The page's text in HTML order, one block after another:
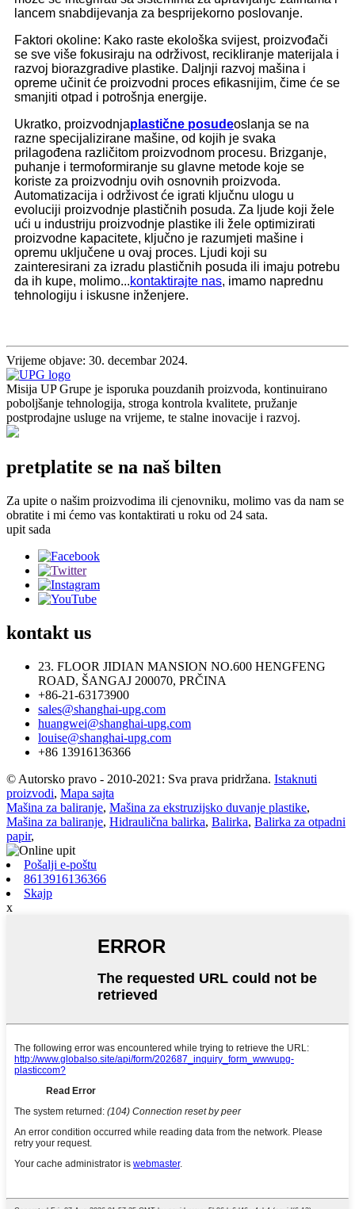
lancem snabdijevanja za besprijekorno poslovanje.
Faktori okoline: Kako raste ekološka svijest, proizvođači
se sve više fokusiraju na održivost, recikliranje materijala i
razvoj biorazgradive plastike. Daljnji razvoj mašina i
opreme učinit će proizvodni proces efikasnijim, čime će se
smanjiti otpad i potrošnja energije.
Ukratko, proizvodnjaplastične posudeoslanja se na
razne specijalizirane mašine, od kojih je svaka
prilagođena različitom proizvodnom procesu. Brizganje,
puhanje i termoformiranje su glavne metode koje se
koriste za proizvodnju ovih osnovnih proizvoda.
Automatizacija i održivost će igrati ključnu ulogu u
evoluciji proizvodnje plastičnih posuda. Za ljude koji žele
ući u industriju proizvodnje plastike ili žele optimizirati
proizvodne kapacitete, ključno je razumjeti mašine i
opremu uključene u ovaj proces. Ljudi koji su
zainteresirani za izradu plastičnih posuda ili imaju potrebu
da ih kupe, molimo...kontaktirajte nas, imamo naprednu
tehnologiju i iskusne inženjere.
Vrijeme objave: 30. decembar 2024.
Misija UP Grupe je isporuka pouzdanih proizvoda, kontinuirano
poboljšanje tehnologija, stroga kontrola kvalitete, pružanje
postprodajne usluge na vrijeme, te stalne inovacije i razvoj.
pretplatite se na naš bilten
Za upite o našim proizvodima ili cjenovniku, molimo vas da nam se
obratite i mi ćemo vas kontaktirati u roku od 24 sata.
upit sada
kontakt us
23. FLOOR JIDIAN MANSION NO.600 HENGFENG
ROAD, ŠANGAJ 200070, PRČINA
+86-21-63173900
sales@shanghai-upg.com
huangwei@shanghai-upg.com
louise@shanghai-upg.com
+86 13916136366
© Autorsko pravo - 2010-2021: Sva prava pridržana. Istaknuti
proizvodi, Mapa sajta
Mašina za baliranje, Mašina za ekstruzijsko duvanje plastike,
Mašina za baliranje, Hidraulična balirka, Balirka, Balirka za otpadni
papir,
Pošalji e-poštu
8613916136366
Skajp
x